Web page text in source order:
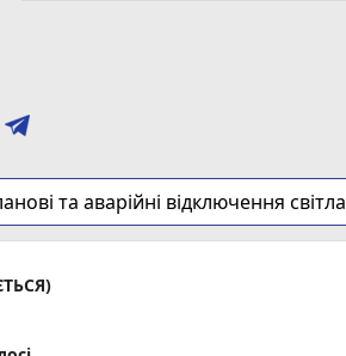
та аварійні відключення світла